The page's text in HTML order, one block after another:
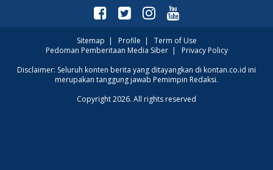
Sitemap | Profile | Term of Use
Pedoman Pemberitaan Media Siber| Privacy Policy
Disclaimer: Seluruh konten berita yang ditayangkan di kontan.co.id ini
merupakan tanggung jawab Pemimpin Redaksi.
Copyright 2026. All rights reserved